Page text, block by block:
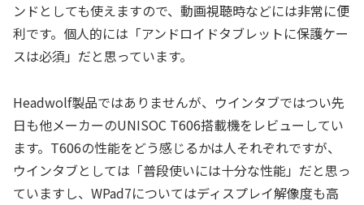
ンドとしても使えますので、動画視聴時などには非常に便
利です。個人的には「アンドロイドタブレットに保護ケー
スは必須」だと思っています。
Headwolf製品ではありませんが、ウインタブではつい先
日も他メーカーのUNISOC T606搭載機をレビューしてい
ます。T606の性能をどう感じるかは人それぞれですが、
ウインタブとしては「普段使いには十分な性能」だと思っ
ていますし、WPad7についてはディスプレイ解像度も高